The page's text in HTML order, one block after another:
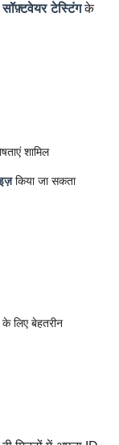
सॉफ़्टवेयर टेस्टिंगके
शामिल
किया जा सकता
के लिए बेहतरीन